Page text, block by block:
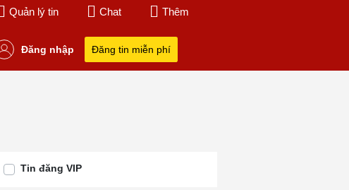
Quản lý tin Chat Thêm
Đăng nhập Đăng tin miễn phí
Tin đăng VIP